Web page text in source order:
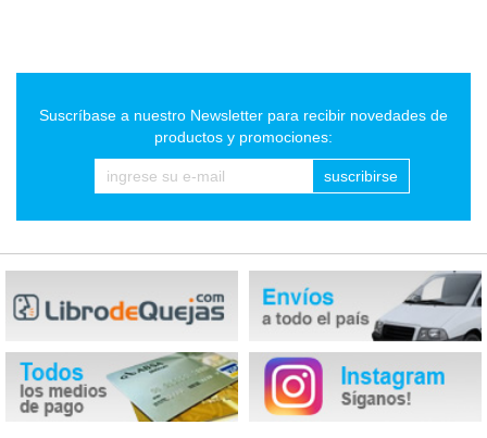
Suscríbase a nuestro Newsletter para recibir novedades de
productos y promociones:
suscribirse